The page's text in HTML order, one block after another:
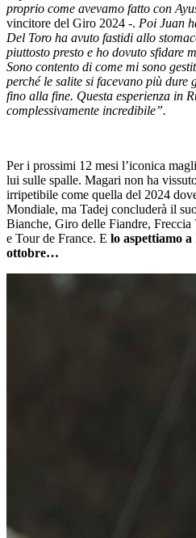
proprio come avevamo fatto con
vincitore del Giro 2024 -. Poi Juan
Del Toro ha avuto fastidi allo
piuttosto presto e ho dovuto sfidare
Sono contento di come mi sono
perché le salite si facevano più dure
fino alla fine. Questa esperienza in
complessivamente incredibile”.
Per i prossimi 12 mesi l’iconica
lui sulle spalle. Magari non ha
irripetibile come quella del 2024
Mondiale, ma Tadej concluderà il
Bianche, Giro delle Fiandre,
e Tour de France. E lo aspettiamo
ottobre…